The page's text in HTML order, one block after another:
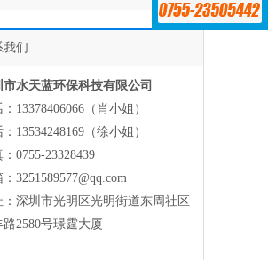
我们
市水天蓝环保科技有限公司
13378406066（肖小姐）
13534248169（徐小姐）
0755-23328439
：3251589577@qq.com
：深圳市光明区光明街道东周社区
路2580号璟霆大厦